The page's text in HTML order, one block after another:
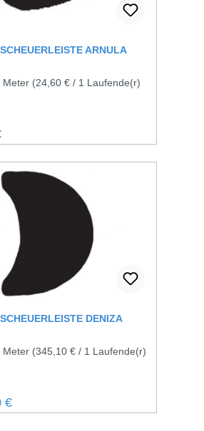
ARNULA
Meter (24,60 € / 1 Laufende(r)
DENIZA
Meter (345,10 € / 1 Laufende(r)
€